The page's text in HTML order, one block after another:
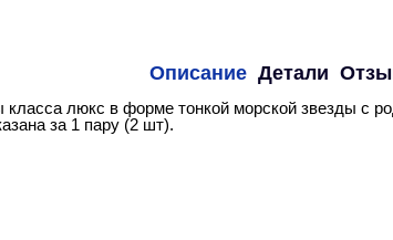
Описание Детали
люкс в форме тонкой морской звезды с
за 1 пару (2 шт).